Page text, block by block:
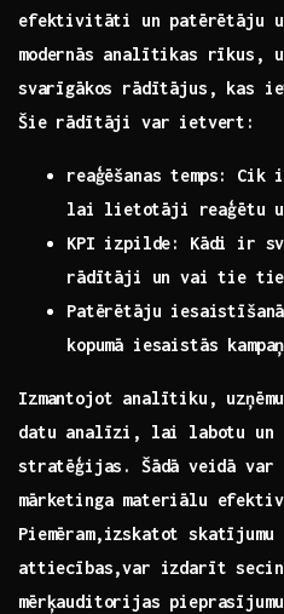
efektivitāti un ⁤patērētāju
modernās ⁤analītikas rīkus,
⁣svarīgākos rādītājus , kas‍
Šie rādītāji var ietvert:
reaģēšanas ​temps:
Cik
⁣lai lietotāji reaģētu uz
KPI izpilde:
Kādi ir
rādītāji un vai tie
Patērētāju
kopumā iesaistās
Izmantojot analītiku,
datu analīzi, lai labotu un
stratēģijas. Šādā⁤ veidā var
mārketinga materiālu
Piemēram,izskatot
attiecības,var izdarīt
mērķauditorijas